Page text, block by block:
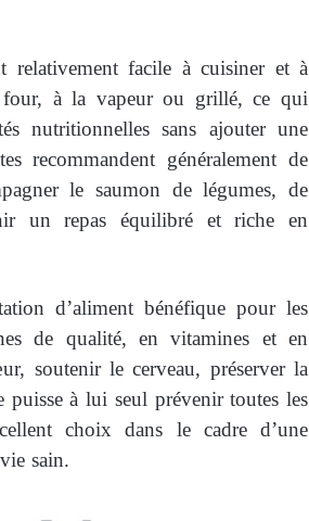
relativement facile à cuisiner et à
four, à la vapeur ou grillé, ce qui
nutritionnelles sans ajouter une
recommandent généralement de
le saumon de légumes, de
un repas équilibré et riche en
d’aliment bénéfique pour les
de qualité, en vitamines et en
soutenir le cerveau, préserver la
puisse à lui seul prévenir toutes les
choix dans le cadre d’une
sain.